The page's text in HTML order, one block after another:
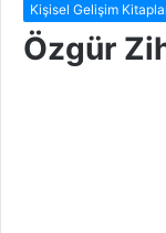
Kişisel Gelişim
Özgür